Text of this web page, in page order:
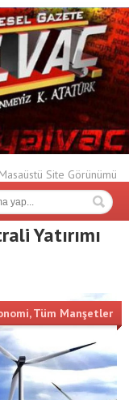
Masaüstü Site Görünümü
Yatırımı
,Tüm Manşetler